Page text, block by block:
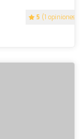
5 (1 opiniones)